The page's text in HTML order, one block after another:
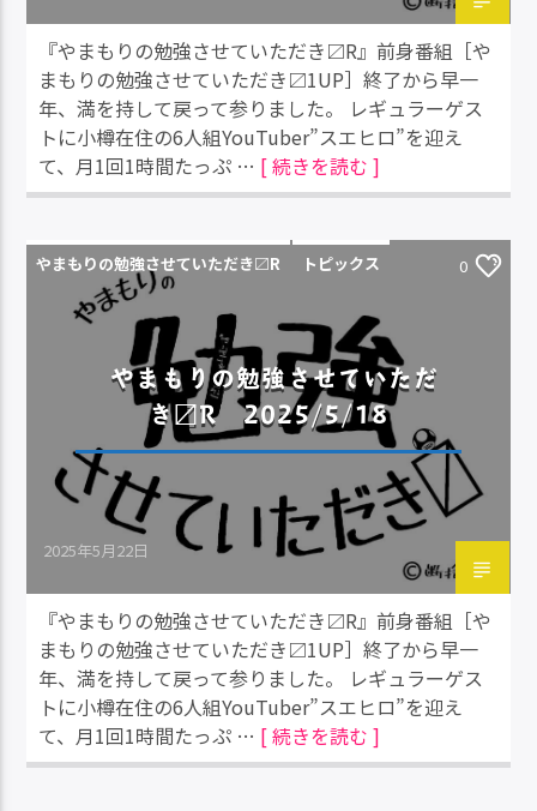
『やまもりの勉強させていただき〼R』前身番組［や
まもりの勉強させていただき〼1UP］終了から早一
年、満を持して戻って参りました。 レギュラーゲス
トに小樽在住の6人組YouTuber”スエヒロ”を迎え
て、月1回1時間たっぷ … [ 続きを読む ]
やまもりの勉強させていただき〼R トピックス 0
やまもりの勉強させていただ
き〼R 2025/5/18
2025年5月22日
『やまもりの勉強させていただき〼R』前身番組［や
まもりの勉強させていただき〼1UP］終了から早一
年、満を持して戻って参りました。 レギュラーゲス
トに小樽在住の6人組YouTuber”スエヒロ”を迎え
て、月1回1時間たっぷ … [ 続きを読む ]